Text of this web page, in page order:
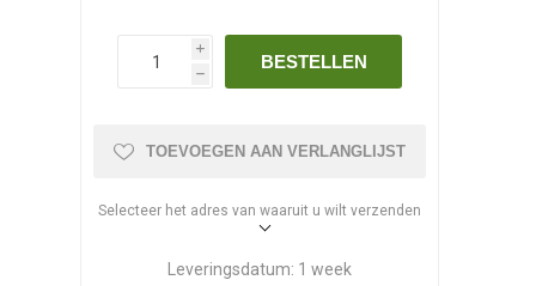
i
h
BESTELLEN
TOEVOEGEN AAN VERLANGLIJST
Selecteer het adres van waaruit u wilt verzenden
Leveringsdatum: 1 week